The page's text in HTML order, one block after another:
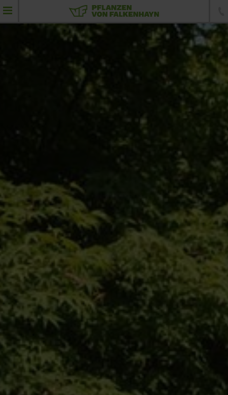
Lieferprogramm Großhandel
Solitärpflanzen
Schirmformen
Alleebäume
Solitärbäume
Nadelgehölze
Formgehölze
Heckenelemente
Sträucher und Heckenpflanzen
Bodendecker, Stauden und Gräser
Klimabäume
Baumschule
Konfigurator
Privatkunden
Referenzen
Unsere Website für
Privatkunden: